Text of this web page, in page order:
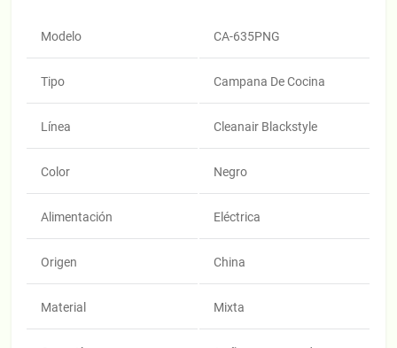
Modelo CA-635PNG
Tipo Campana De Cocina
Línea Cleanair Blackstyle
Color Negro
Alimentación Eléctrica
Origen China
Material Mixta